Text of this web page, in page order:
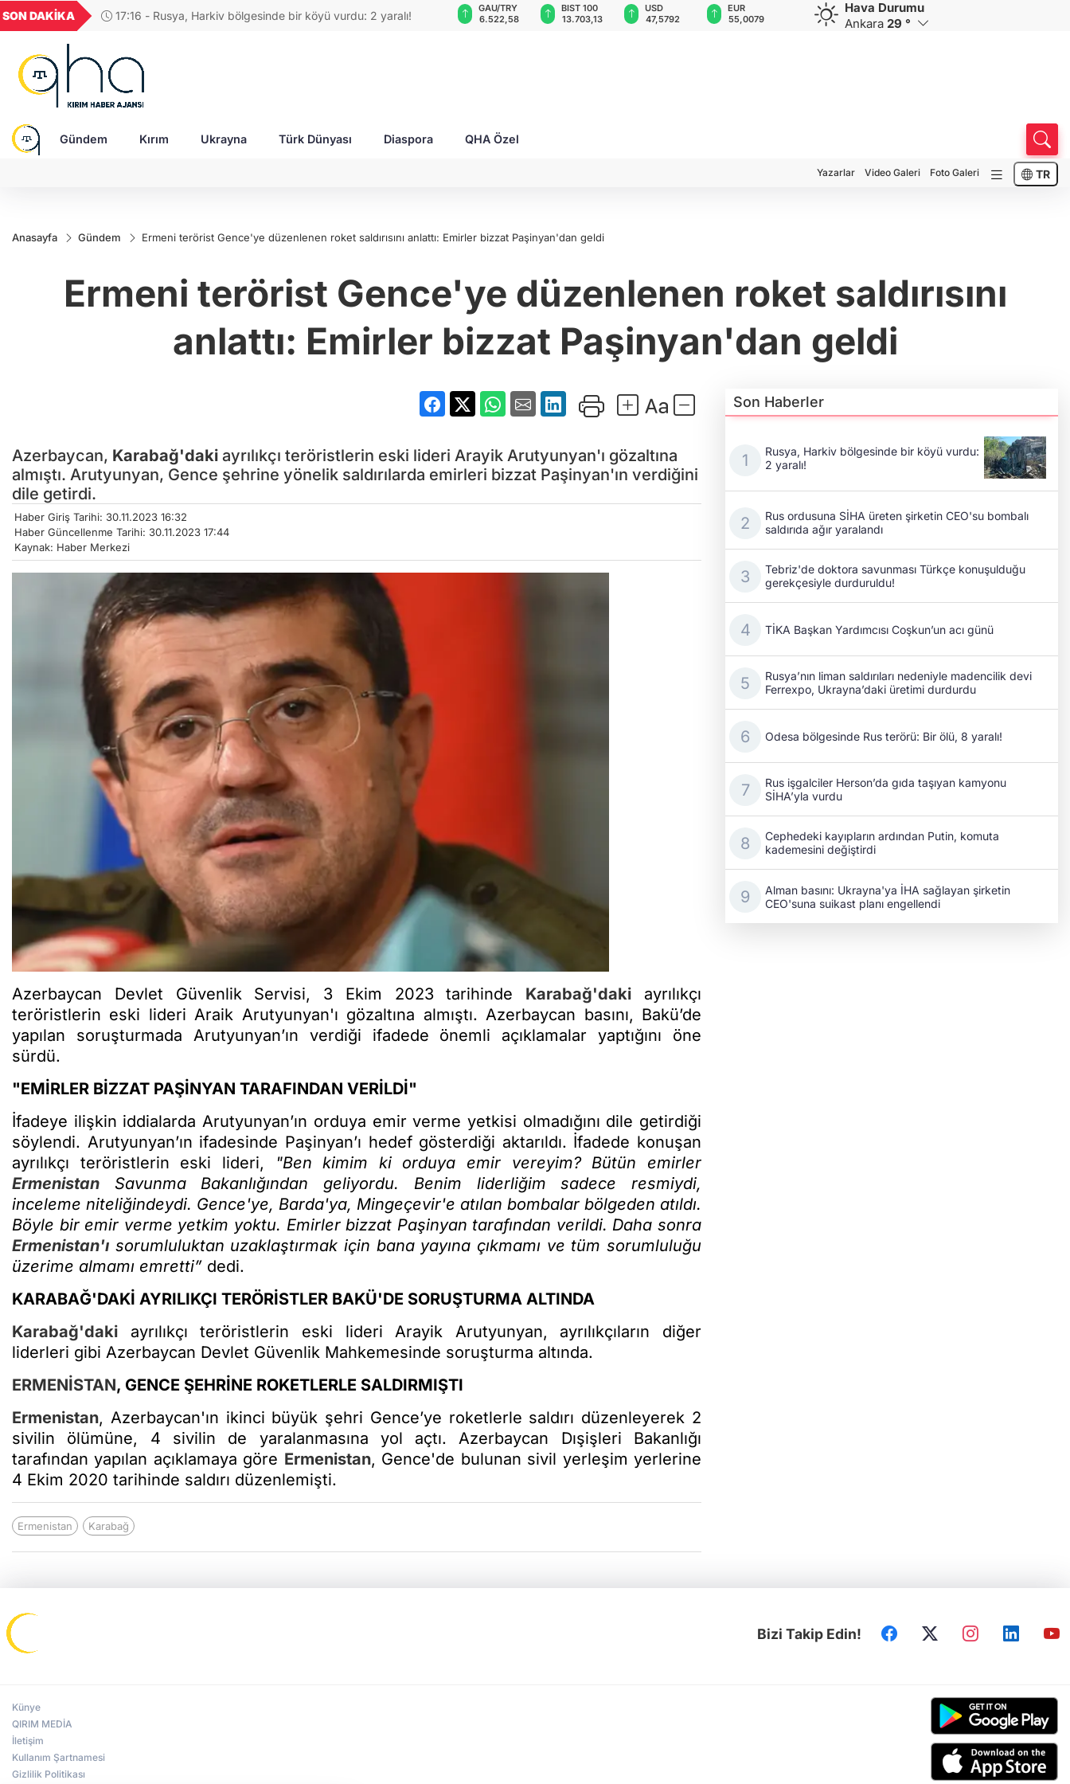
SON DAKİKA
17:04 - Rus ordusuna SİHA üreten şirketin CEO'su bombalı
UYU
1,1853
18,1947
16,2442
28,0626
0,0018
GAU/TRY
6.522,58
BIST 100
13.703,13
USD
47,5792
EUR
55,0079
64,1835
CHF
58,9238
Hava Durumu
Ankara 29 °
Gündem Kırım Ukrayna Türk Dünyası Diaspora QHA Özel
Yazarlar Video Galeri Foto Galeri TR
Anasayfa Gündem Ermeni terörist Gence'ye düzenlenen roket saldırısını anlattı: Emirler bizzat Paşinyan'dan geldi
Ermeni terörist Gence'ye düzenlenen roket saldırısını
anlattı: Emirler bizzat Paşinyan'dan geldi
Azerbaycan, Karabağ'daki ayrılıkçı teröristlerin eski lideri Arayik Arutyunyan'ı gözaltına
almıştı. Arutyunyan, Gence şehrine yönelik saldırılarda emirleri bizzat Paşinyan'ın verdiğini
dile getirdi.
Haber Giriş Tarihi: 30.11.2023 16:32
Haber Güncellenme Tarihi: 30.11.2023 17:44
Kaynak: Haber Merkezi
Azerbaycan Devlet Güvenlik Servisi, 3 Ekim 2023 tarihinde Karabağ'daki ayrılıkçı
teröristlerin eski lideri Araik Arutyunyan'ı gözaltına almıştı. Azerbaycan basını, Bakü’de
yapılan soruşturmada Arutyunyan’ın verdiği ifadede önemli açıklamalar yaptığını öne
sürdü.
"EMİRLER BİZZAT PAŞİNYAN TARAFINDAN VERİLDİ"
İfadeye ilişkin iddialarda Arutyunyan’ın orduya emir verme yetkisi olmadığını dile getirdiği
söylendi. Arutyunyan’ın ifadesinde Paşinyan’ı hedef gösterdiği aktarıldı. İfadede konuşan
ayrılıkçı teröristlerin eski lideri,
"Ben kimim ki orduya emir vereyim? Bütün emirler
Ermenistan Savunma Bakanlığından geliyordu. Benim liderliğim sadece resmiydi,
inceleme niteliğindeydi. Gence'ye, Barda'ya, Mingeçevir'e atılan bombalar bölgeden atıldı.
Böyle bir emir verme yetkim yoktu. Emirler bizzat Paşinyan tarafından verildi. Daha sonra
Ermenistan'ı sorumluluktan uzaklaştırmak için bana yayına çıkmamı ve tüm sorumluluğu
üzerime almamı emretti” dedi.
KARABAĞ'DAKİ AYRILIKÇI TERÖRİSTLER BAKÜ'DE SORUŞTURMA ALTINDA
Karabağ'daki ayrılıkçı teröristlerin eski lideri Arayik Arutyunyan, ayrılıkçıların diğer
liderleri gibi Azerbaycan Devlet Güvenlik Mahkemesinde soruşturma altında.
ERMENİSTAN, GENCE ŞEHRİNE ROKETLERLE SALDIRMIŞTI
Ermenistan, Azerbaycan'ın ikinci büyük şehri Gence’ye roketlerle saldırı düzenleyerek 2
sivilin ölümüne, 4 sivilin de yaralanmasına yol açtı. Azerbaycan Dışişleri Bakanlığı
tarafından yapılan açıklamaya göre Ermenistan, Gence'de bulunan sivil yerleşim yerlerine
4 Ekim 2020 tarihinde saldırı düzenlemişti.
Ermenistan Karabağ
Son Haberler
Rusya, Harkiv bölgesinde bir köyü vurdu:
2 yaralı!
Rus ordusuna SİHA üreten şirketin CEO'su bombalı
saldırıda ağır yaralandı
Tebriz'de doktora savunması Türkçe konuşulduğu
gerekçesiyle durduruldu!
TİKA Başkan Yardımcısı Coşkun’un acı günü
Rusya’nın liman saldırıları nedeniyle madencilik devi
Ferrexpo, Ukrayna’daki üretimi durdurdu
Odesa bölgesinde Rus terörü: Bir ölü, 8 yaralı!
Rus işgalciler Herson’da gıda taşıyan kamyonu
SİHA’yla vurdu
Cephedeki kayıpların ardından Putin, komuta
kademesini değiştirdi
Alman basını: Ukrayna'ya İHA sağlayan şirketin
CEO'suna suikast planı engellendi
Bizi Takip Edin!
Künye
QIRIM MEDİA
İletişim
Kullanım Şartnamesi
Gizlilik Politikası